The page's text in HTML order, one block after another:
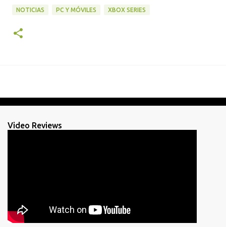
NOTICIAS PC Y MÓVILES XBOX SERIES
Video Reviews